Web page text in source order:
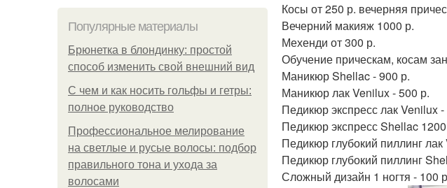
Популярные материалы
Брюнетка в блондинку: простой
способ изменить свой внешний вид
С чем и как носить гольфы и гетры:
полное руководство
Профессиональное мелирование
на светлые и русые волосы: подбор
правильного тона и ухода за
волосами
Косы от 250 р. вечерняя
Вечерний макияж 1000 р.
Мехенди от 300 р.
Обучение прическам, косам
Маникюр Shellac - 900 р.
Маникюр лак Venilux - 500 р.
Педикюр экспресс лак Venilux
Педикюр экспресс Shellac
Педикюр глубокий пиллинг
Педикюр глубокий пиллинг
Сложный дизайн 1 ногтя - 100